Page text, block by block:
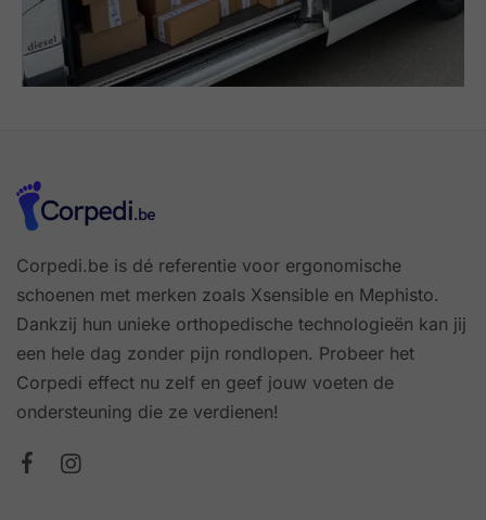
Corpedi.be is dé referentie voor ergonomische
schoenen met merken zoals Xsensible en Mephisto.
Dankzij hun unieke orthopedische technologieën kan jij
een hele dag zonder pijn rondlopen. Probeer het
Corpedi effect nu zelf en geef jouw voeten de
ondersteuning die ze verdienen!